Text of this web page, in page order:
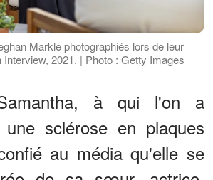
Markle photographiés lors de leur
2021. | Photo : Getty Images
à qui l'on a
une sclérose en plaques
au média qu'elle se